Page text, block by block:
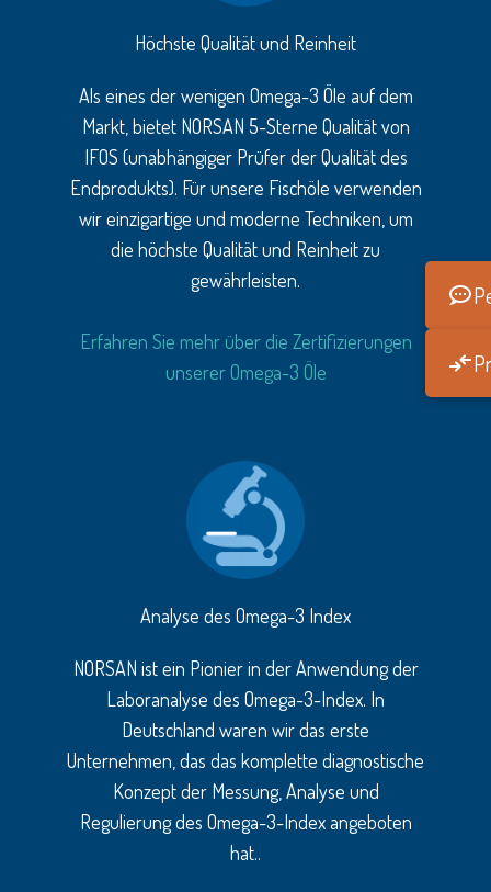
Höchste Qualität und Reinheit
Als eines der wenigen Omega-3 Öle auf dem
Markt, bietet NORSAN 5-Sterne Qualität von
IFOS (unabhängiger Prüfer der Qualität des
Endprodukts). Für unsere Fischöle verwenden
wir einzigartige und moderne Techniken, um
die höchste Qualität und Reinheit zu
gewährleisten.
Erfahren Sie mehr über die Zertifizierungen
unserer Omega-3 Öle
Analyse des Omega-3 Index
NORSAN ist ein Pionier in der Anwendung der
Laboranalyse des Omega-3-Index. In
Deutschland waren wir das erste
Unternehmen, das das komplette diagnostische
Konzept der Messung, Analyse und
Regulierung des Omega-3-Index angeboten
hat..